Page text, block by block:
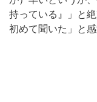
持っている』」と
初めて聞いた」と感